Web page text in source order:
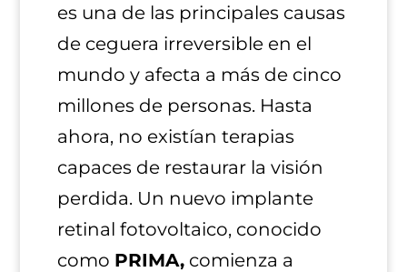
es una de las principales causas
de ceguera irreversible en el
mundo y afecta a más de cinco
millones de personas. Hasta
ahora, no existían terapias
capaces de restaurar la visión
perdida. Un nuevo implante
retinal fotovoltaico, conocido
como PRIMA,comienza a